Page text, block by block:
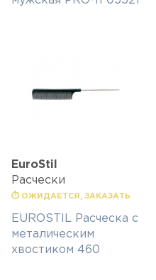
EuroStil
Расчески
⏱ ОЖИДАЕТСЯ, ЗАКАЗАТЬ
EUROSTIL Расческа с
металическим
хвостиком 460